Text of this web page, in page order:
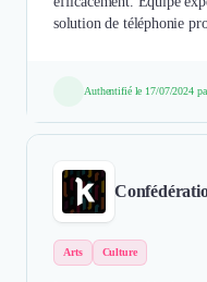
solution de téléphonie
Authentifié le 17/07/2024
Arts Culture